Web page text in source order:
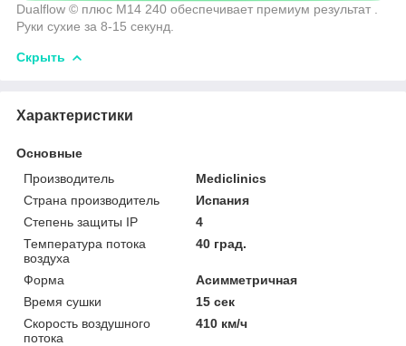
Dualflow © плюс M14 240 обеспечивает премиум результат .
Руки сухие за 8-15 секунд.
Скрыть
Характеристики
Основные
Производитель
Mediclinics
Страна производитель
Испания
Степень защиты IP
4
Температура потока
воздуха
40 град.
Форма
Асимметричная
Время сушки
15 сек
Скорость воздушного
потока
410 км/ч